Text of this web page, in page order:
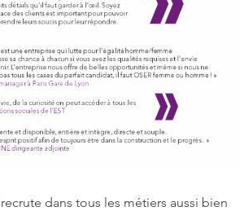
dans tous les métiers aussi bien